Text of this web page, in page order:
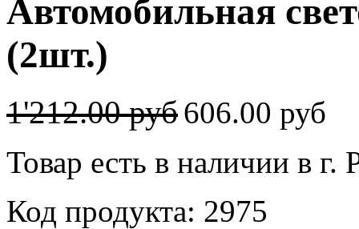
Автомобильная
(2шт.)
1'212.00 руб606.00 руб
Товар есть в наличии в г.
Код продукта: 2975